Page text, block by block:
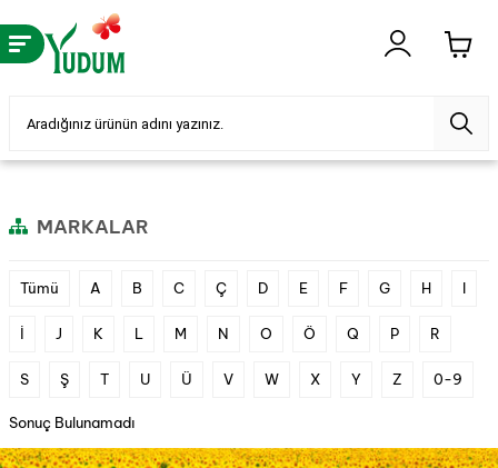
MARKALAR
Tümü A B C Ç D E F G H I
İ J K L M N O Ö Q P R
S Ş T U Ü V W X Y Z 0-9
Sonuç Bulunamadı